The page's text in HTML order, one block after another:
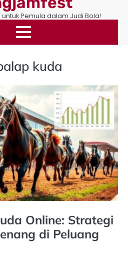
Pemula dalam Judi Bola!
kuda
Online: Strategi
di Peluang